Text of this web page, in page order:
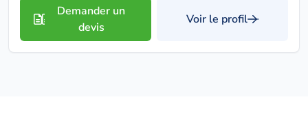
Demander un
devis
Voir le profil